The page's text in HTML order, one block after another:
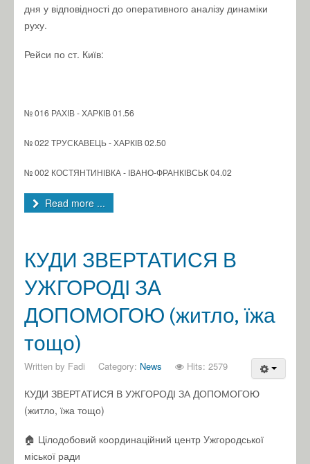
дня у відповідності до оперативного аналізу динаміки
руху.
Рейси по ст. Київ:
№ 016 РАХІВ - ХАРКІВ 01.56
№ 022 ТРУСКАВЕЦЬ - ХАРКІВ 02.50
№ 002 КОСТЯНТИНІВКА - ІВАНО-ФРАНКІВСЬК 04.02
Read more ...
КУДИ ЗВЕРТАТИСЯ В
УЖГОРОДІ ЗА
ДОПОМОГОЮ (житло, їжа
тощо)
Written by Fadi Category: News Hits: 2579
КУДИ ЗВЕРТАТИСЯ В УЖГОРОДІ ЗА ДОПОМОГОЮ
(житло, їжа тощо)
🏠 Цілодобовий координаційний центр Ужгородської
міської ради